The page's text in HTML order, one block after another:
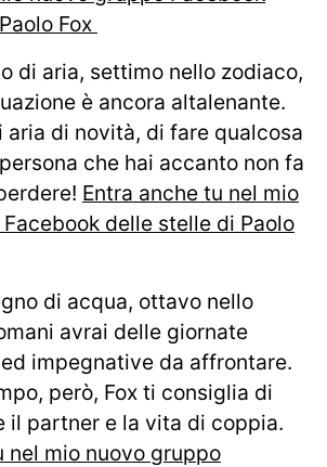
Fox
di aria, settimo nello zodiaco,
è ancora altalenante.
aria di novità, di fare qualcosa
che hai accanto non fa
Entra anche tu nel mio
delle stelle di Paolo
di acqua, ottavo nello
avrai delle giornate
impegnative da affrontare.
però, Fox ti consiglia di
il partner e la vita di coppia.
nel mio nuovo gruppo